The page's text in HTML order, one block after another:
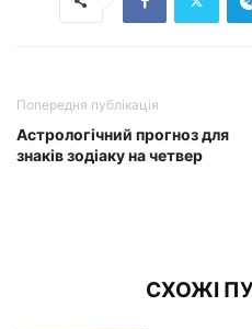
Попередня публікація
Астрологічний прогноз для
знаків зодіаку на четвер
СХОЖІ